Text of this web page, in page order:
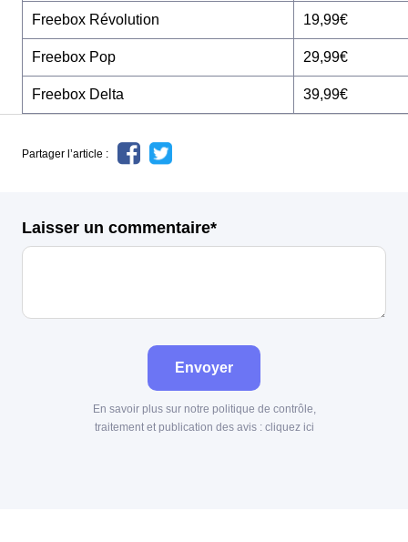
Freebox Révolution 19,99€
Freebox Pop 29,99€
Freebox Delta 39,99€
Partager l’article :
Laisser un commentaire*
Envoyer
En savoir plus sur notre politique de contrôle,
traitement et publication des avis : cliquez ici